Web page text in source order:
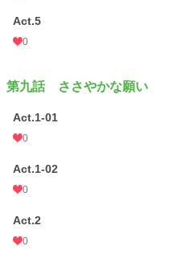
Act.5
0
第九話 ささやかな願い
Act.1-01
0
Act.1-02
0
Act.2
0